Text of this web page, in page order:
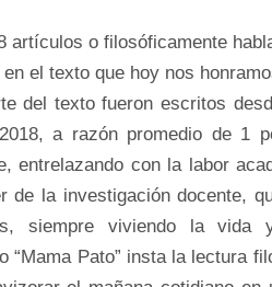
artículos o filosóficamente
el texto que hoy nos
del texto fueron escritos
a razón promedio de 1
entrelazando con la labor
de la investigación docente,
siempre viviendo la vida
“Mama Pato” insta la lectura